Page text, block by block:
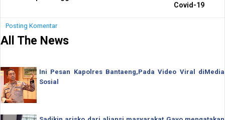
Covid-19
Posting Komentar
All The News
Ini Pesan Kapolres Bantaeng,Pada Video Viral diMedia
Sosial